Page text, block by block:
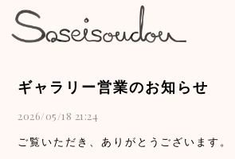
ギャラリー営業のお知らせ
2026/05/18 21:24
ご覧いただき、ありがとうございます。